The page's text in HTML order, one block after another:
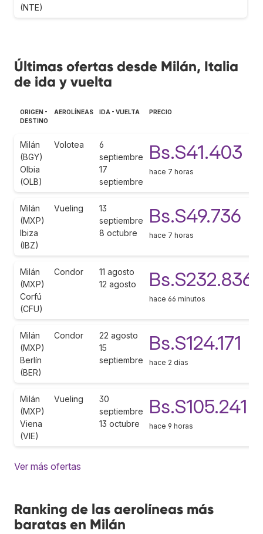
(NTE)
Últimas ofertas desde Milán, Italia
de ida y vuelta
ORIGEN -
DESTINO
AEROLÍNEAS IDA - VUELTA PRECIO
Milán
(BGY)
Olbia
(OLB)
Volotea
6
septiembre
17
septiembre
Bs.S41.403
hace 7 horas
Milán
(MXP)
Ibiza
(IBZ)
Vueling
13
septiembre
8 octubre
Bs.S49.736
hace 7 horas
Milán
(MXP)
Corfú
(CFU)
Condor
11 agosto
12 agosto
Bs.S232.836
hace 66 minutos
Milán
(MXP)
Berlín
(BER)
Condor
22 agosto
15
septiembre
Bs.S124.171
hace 2 días
Milán
(MXP)
Viena
(VIE)
Vueling
30
septiembre
13 octubre
Bs.S105.241
hace 9 horas
Ver más ofertas
Ranking de las aerolíneas más
baratas en Milán